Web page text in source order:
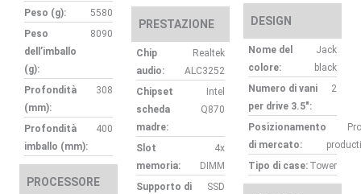
Peso (g):
5580
Peso
dell’imballo
(g):
8090
Profondità
(mm):
308
Profondità
imballo (mm):
400
PROCESSORE
PRESTAZIONE
Chip
audio:
Realtek
ALC3252
Chipset
scheda
madre:
Intel
Q870
Slot
memoria:
4x
DIMM
Supporto di
SSD
DESIGN
Nome del
colore:
Jack
black
Numero di vani
per drive 3.5″:
2
Posizionamento
di mercato:
Tipo di case: Tower